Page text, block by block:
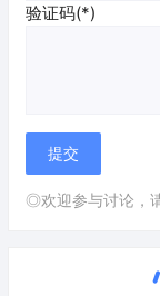
验证码(*)
◎欢迎参与讨论，